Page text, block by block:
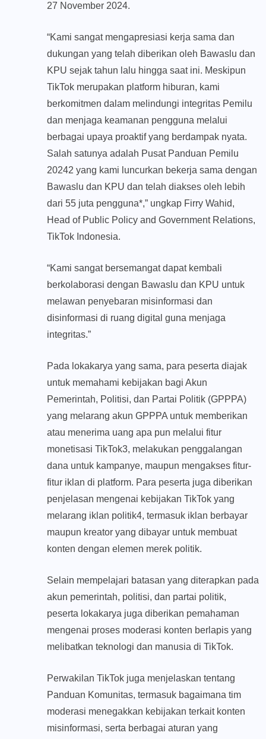
27 November 2024.
“Kami sangat mengapresiasi kerja sama dan
dukungan yang telah diberikan oleh Bawaslu dan
KPU sejak tahun lalu hingga saat ini. Meskipun
TikTok merupakan platform hiburan, kami
berkomitmen dalam melindungi integritas Pemilu
dan menjaga keamanan pengguna melalui
berbagai upaya proaktif yang berdampak nyata.
Salah satunya adalah Pusat Panduan Pemilu
20242 yang kami luncurkan bekerja sama dengan
Bawaslu dan KPU dan telah diakses oleh lebih
dari 55 juta pengguna*,” ungkap Firry Wahid,
Head of Public Policy and Government Relations,
TikTok Indonesia.
“Kami sangat bersemangat dapat kembali
berkolaborasi dengan Bawaslu dan KPU untuk
melawan penyebaran misinformasi dan
disinformasi di ruang digital guna menjaga
integritas.”
Pada lokakarya yang sama, para peserta diajak
untuk memahami kebijakan bagi Akun
Pemerintah, Politisi, dan Partai Politik (GPPPA)
yang melarang akun GPPPA untuk memberikan
atau menerima uang apa pun melalui fitur
monetisasi TikTok3, melakukan penggalangan
dana untuk kampanye, maupun mengakses fitur-
fitur iklan di platform. Para peserta juga diberikan
penjelasan mengenai kebijakan TikTok yang
melarang iklan politik4, termasuk iklan berbayar
maupun kreator yang dibayar untuk membuat
konten dengan elemen merek politik.
Selain mempelajari batasan yang diterapkan pada
akun pemerintah, politisi, dan partai politik,
peserta lokakarya juga diberikan pemahaman
mengenai proses moderasi konten berlapis yang
melibatkan teknologi dan manusia di TikTok.
Perwakilan TikTok juga menjelaskan tentang
Panduan Komunitas, termasuk bagaimana tim
moderasi menegakkan kebijakan terkait konten
misinformasi, serta berbagai aturan yang